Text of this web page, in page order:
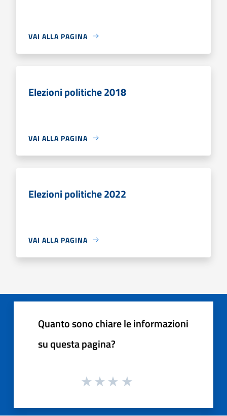
VAI ALLA PAGINA
Elezioni politiche 2018
VAI ALLA PAGINA
Elezioni politiche 2022
VAI ALLA PAGINA
Quanto sono chiare le informazioni
su questa pagina?